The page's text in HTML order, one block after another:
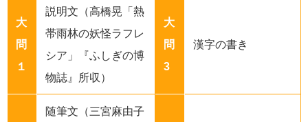
大
問
１
説明文（高橋晃「熱
帯雨林の妖怪ラフレ
シア」『 ふしぎの博
物誌』所収 ）
大
問
3
漢字の書き
随筆文（三宮麻由子